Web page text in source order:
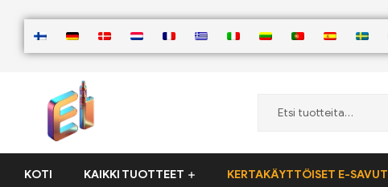
ElementVape.de
KOTI KAIKKI TUOTTEET KERTAKÄYTTÖISET E-SAVUT